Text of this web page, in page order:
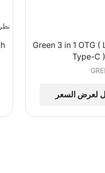
Green 3 in 1 OTG
Type-C
لعرض السعر